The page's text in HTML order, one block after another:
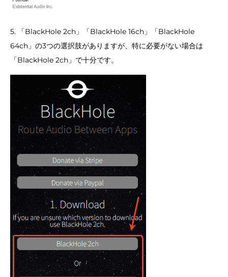
5. 「BlackHole 2ch」「BlackHole 16ch」「BlackHole
64ch」の3つの選択肢がありますが、特に必要がない場合は
「BlackHole 2ch」で十分です。